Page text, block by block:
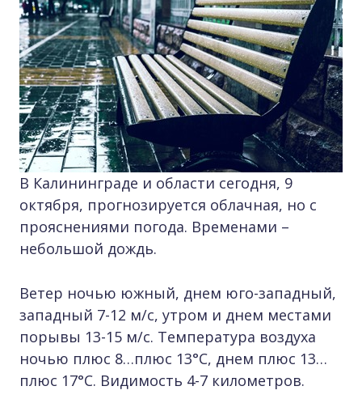
В Калининграде и области сегодня, 9
октября, прогнозируется облачная, но с
прояснениями погода. Временами –
небольшой дождь.
Ветер ночью южный, днем юго-западный,
западный 7-12 м/с, утром и днем местами
порывы 13-15 м/с. Температура воздуха
ночью плюс 8…плюс 13°С, днем плюс 13…
плюс 17°С. Видимость 4-7 километров.